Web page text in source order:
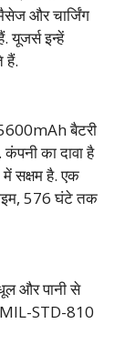
और चार्जिंग
यूजर्स इन्हें
हैं.
बैटरी
का दावा है
सक्षम है. एक
576 घंटे तक
और पानी से
MIL-STD-810